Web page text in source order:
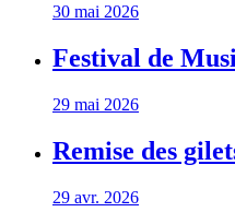
30 mai 2026
Festival de
29 mai 2026
Remise des
29 avr. 2026